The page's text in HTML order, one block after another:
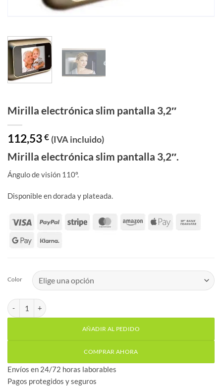
Mirilla electrónica slim pantalla 3,2″
112,53€ (IVA incluido)
Mirilla electrónica slim pantalla 3,2″.
Ángulo de visión 110º.
Disponible en dorada y plateada.
Color
Mirilla electrónica slim pantalla 3,2" cantidad
AÑADIR AL PEDIDO
COMPRAR AHORA
Envíos en 24/72 horas laborables
Pagos protegidos y seguros